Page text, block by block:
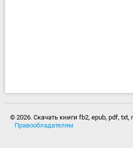
© 2026. Скачать книги fb2, epub, pdf, txt,
Правообладателям